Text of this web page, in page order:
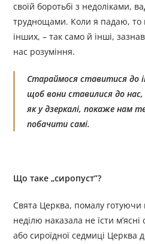
своїй боротьбі з недоліками,
труднощами. Коли я падаю, то
інших, – так само й інші,
нас розуміння.
Стараймося ставитися до
щоб вони ставилися до нас,
як у дзеркалі, покаже нам
побачити самі.
Що таке „сиропуст”?
Свята Церква, помалу готуючи
неділю наказала не їсти
або сироїдної седмиці Церква